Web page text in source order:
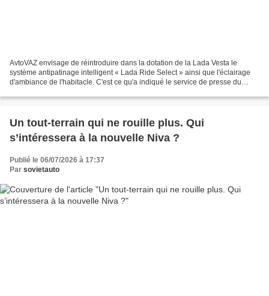
AvtoVAZ envisage de réintroduire dans la dotation de la Lada Vesta le
système antipatinage intelligent « Lada Ride Select » ainsi que l'éclairage
d'ambiance de l'habitacle. C'est ce qu'a indiqué le service de presse du
Un tout-terrain qui ne rouille plus. Qui
s’intéressera à la nouvelle Niva ?
Publié le 06/07/2026 à 17:37
Par sovietauto